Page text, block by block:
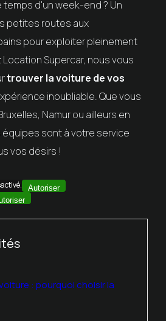
d'un week-end ? Un
petites routes aux
pour exploiter pleinement
Supercar, nous vous
trouver la voiture de vos
inoubliable. Que vous
Namur ou ailleurs en
équipes sont à votre service
vos désirs !
Autoriser
: pourquoi choisir la